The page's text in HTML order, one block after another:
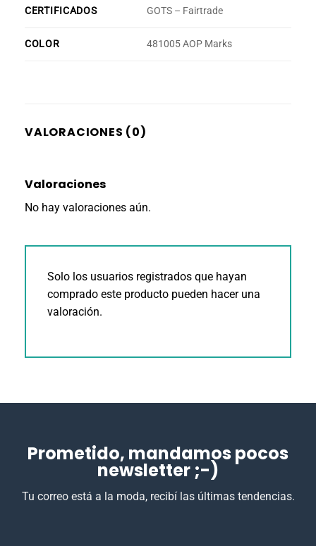
CERTIFICADOS GOTS – Fairtrade
COLOR 481005 AOP Marks
VALORACIONES (0)
Valoraciones
No hay valoraciones aún.
Solo los usuarios registrados que hayan
comprado este producto pueden hacer una
valoración.
Prometido, mandamos pocos
newsletter ;-)
Tu correo está a la moda, recibí las últimas tendencias.